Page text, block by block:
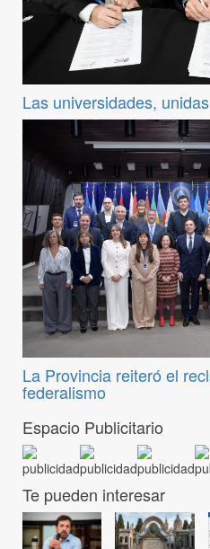
Las universidades, unidas
La Provincia reiteró el
federalismo
Espacio Publicitario
Te pueden interesar